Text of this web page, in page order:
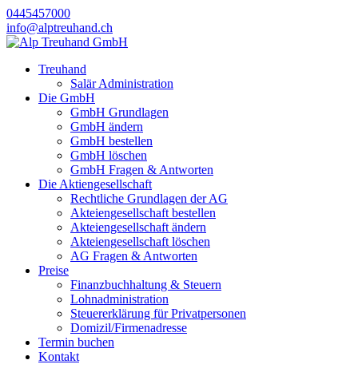
0445457000
info@alptreuhand.ch
Treuhand
Salär Administration
Die GmbH
GmbH Grundlagen
GmbH ändern
GmbH bestellen
GmbH löschen
GmbH Fragen & Antworten
Die Aktiengesellschaft
Rechtliche Grundlagen der AG
Akteiengesellschaft bestellen
Akteiengesellschaft ändern
Akteiengesellschaft löschen
AG Fragen & Antworten
Preise
Finanzbuchhaltung & Steuern
Lohnadministration
Steuererklärung für Privatpersonen
Domizil/Firmenadresse
Termin buchen
Kontakt